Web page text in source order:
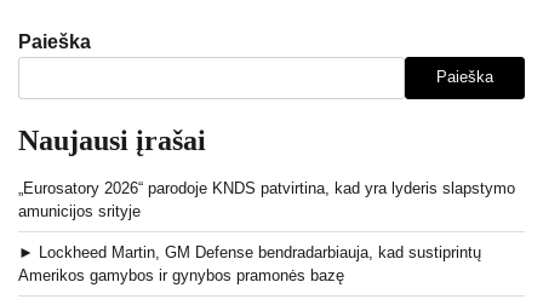
Paieška
Paieška
Naujausi įrašai
„Eurosatory 2026“ parodoje KNDS patvirtina, kad yra lyderis slapstymo
amunicijos srityje
► Lockheed Martin, GM Defense bendradarbiauja, kad sustiprintų
Amerikos gamybos ir gynybos pramonės bazę